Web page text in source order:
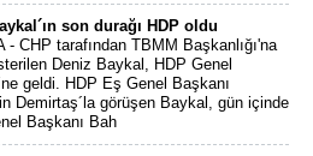
son durağı HDP oldu
- CHP tarafından TBMM Başkanlığı'na
Deniz Baykal, HDP Genel
geldi. HDP Eş Genel Başkanı
Demirtaş´la görüşen Baykal, gün içinde
Başkanı Bah